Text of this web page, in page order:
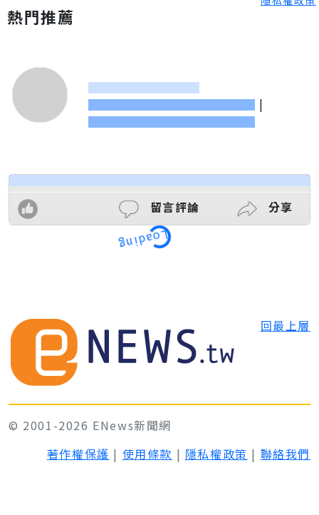
熱門推薦
|
留言評論 分享
Loading
回最上層
© 2001-2026 ENews新聞網
著作權保護 | 使用條款 | 隱私權政策 | 聯絡我們